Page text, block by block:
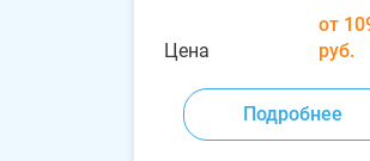
Цена
от
руб.
Подробнее